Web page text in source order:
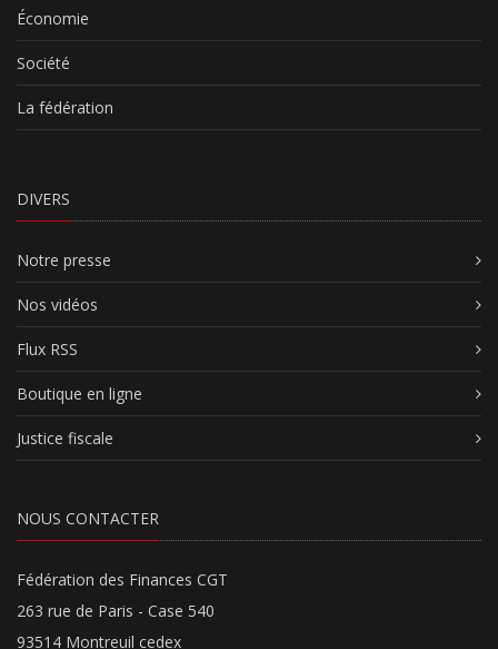
Économie
Société
La fédération
DIVERS
Notre presse
Nos vidéos
Flux RSS
Boutique en ligne
Justice fiscale
NOUS CONTACTER
Fédération des Finances CGT
263 rue de Paris - Case 540
93514 Montreuil cedex